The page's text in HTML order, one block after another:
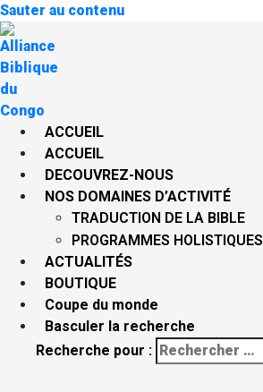
Sauter au contenu
ACCUEIL
ACCUEIL
DECOUVREZ-NOUS
NOS DOMAINES D’ACTIVITÉ
TRADUCTION DE LA BIBLE
PROGRAMMES HOLISTIQUES
ACTUALITÉS
BOUTIQUE
Coupe du monde
Basculer la recherche
Recherche pour :